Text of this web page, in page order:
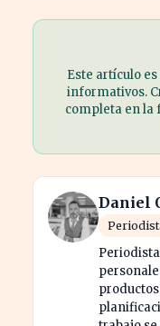
Este artículo
informativos.
completa en la
Daniel